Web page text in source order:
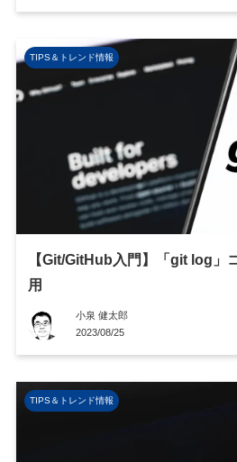
TIPS＆トレンド情報
【Git/GitHub入門】「git log」
用
小泉 健太郎
2023/08/25
TIPS＆トレンド情報